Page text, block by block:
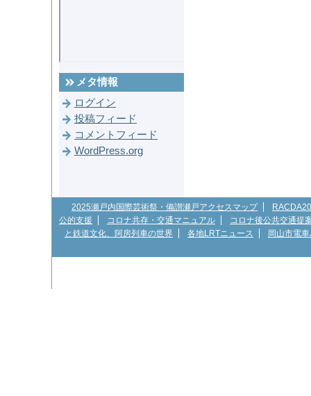
メタ情報
ログイン
投稿フィード
コメントフィード
WordPress.org
2025瀬戸内国際芸術祭・備讃瀬戸アクセスマップ
公的支援
コロナ共存・交通マニュアル
コロナ後公共交通提
と鉄道文化、阿房列車の世界
各地LRTニュース 岡山市電